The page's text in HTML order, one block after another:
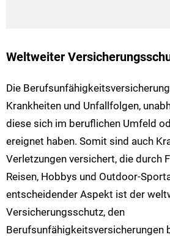
Weltweiter
Die
Krankheiten und Unfallfolgen,
diese sich im beruflichen Umfeld
ereignet haben. Somit sind auch
Verletzungen versichert, die durch
Reisen, Hobbys und Outdoor-
entscheidender Aspekt ist der
Versicherungsschutz, den
Berufsunfähigkeitsversicherungen